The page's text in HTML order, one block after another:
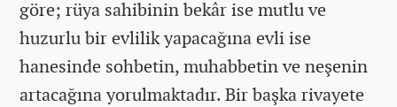
göre; rüya sahibinin bekâr ise mutlu ve
huzurlu bir evlilik yapacağına evli ise
hanesinde sohbetin, muhabbetin ve neşenin
artacağına yorulmaktadır. Bir başka rivayete